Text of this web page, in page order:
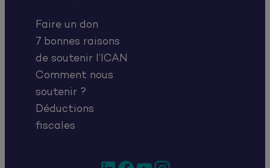
Faire un don
7 bonnes raisons
de soutenir l’ICAN
Comment nous
soutenir ?
Déductions
fiscales
LinkedIn
Facebook
YouTubeInstagram